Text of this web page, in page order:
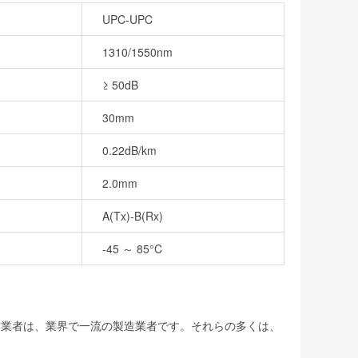
UPC-UPC
1310/1550nm
≥ 50dB
30mm
0.22dB/km
2.0mm
A(Tx)-B(Rx)
-45 ～ 85°C
は、業界で一流の製造業者です。それらの多くは、